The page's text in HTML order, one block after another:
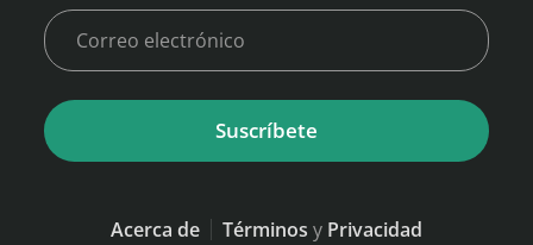
Suscríbete
Acerca de Términos y Privacidad